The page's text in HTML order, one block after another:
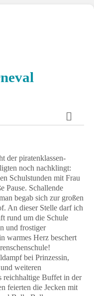
der piratenklassen-
noch nachklingt:
Schulstunden mit Frau
Pause. Schallende
begab sich zur großen
An dieser Stelle darf ich
rund um die Schule
und frostiger
warmes Herz beschert
bei Prinzessin,
weiteren
reichhaltige Buffet in der
feierten die Jecken mit